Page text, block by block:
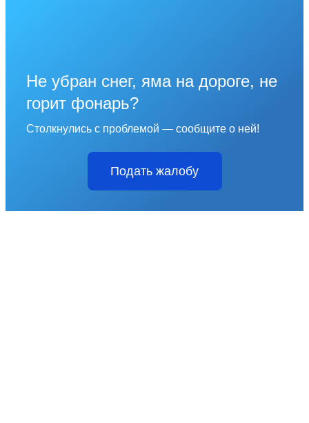
Не убран снег, яма на дороге, не
горит фонарь?
Столкнулись с проблемой — сообщите о ней!
Подать жалобу